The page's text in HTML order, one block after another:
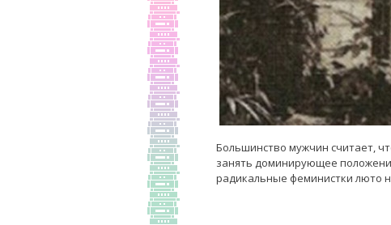
Большинство мужчин считает,
занять доминирующее
радикальные феминистки люто